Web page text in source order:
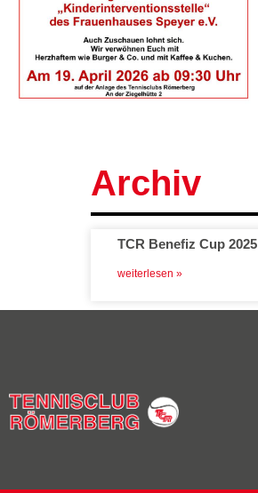
Archiv
TCR Benefiz Cup 2025
weiterlesen »